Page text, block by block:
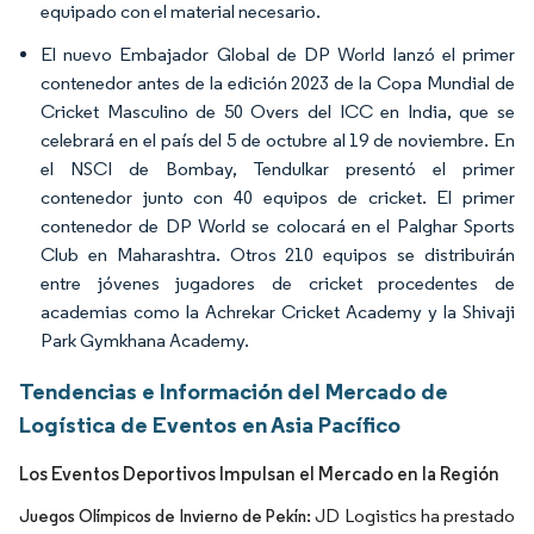
equipado con el material necesario.
El nuevo Embajador Global de DP World lanzó el primer
contenedor antes de la edición 2023 de la Copa Mundial de
Cricket Masculino de 50 Overs del ICC en India, que se
celebrará en el país del 5 de octubre al 19 de noviembre. En
el NSCI de Bombay, Tendulkar presentó el primer
contenedor junto con 40 equipos de cricket. El primer
contenedor de DP World se colocará en el Palghar Sports
Club en Maharashtra. Otros 210 equipos se distribuirán
entre jóvenes jugadores de cricket procedentes de
academias como la Achrekar Cricket Academy y la Shivaji
Park Gymkhana Academy.
Tendencias e Información del Mercado de
Logística de Eventos en Asia Pacífico
Los Eventos Deportivos Impulsan el Mercado en la Región
Juegos Olímpicos de Invierno de Pekín: JD Logistics ha prestado